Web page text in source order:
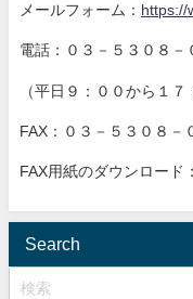
メールフォーム： https://
電話：０３－５３０８－
（平日９：００から１７
FAX：０３－５３０８－
FAX用紙のダウンロード：
Search